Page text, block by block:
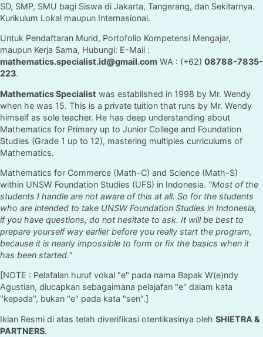
SD, SMP, SMU bagi Siswa di Jakarta, Tangerang, dan Sekitarnya.
Kurikulum Lokal maupun Internasional.
Untuk Pendaftaran Murid, Portofolio Kompetensi Mengajar,
maupun Kerja Sama, Hubungi: E-Mail :
mathematics.specialist.id@gmail.com WA : (+62) 08788-7835-
223.
Mathematics Specialist was established in 1998 by Mr. Wendy
when he was 15. This is a private tuition that runs by Mr. Wendy
himself as sole teacher. He has deep understanding about
Mathematics for Primary up to Junior College and Foundation
Studies (Grade 1 up to 12), mastering multiples curriculums of
Mathematics.
Mathematics for Commerce (Math-C) and Science (Math-S)
within UNSW Foundation Studies (UFS) in Indonesia. "Most of the
students I handle are not aware of this at all. So for the students
who are intended to take UNSW Foundation Studies in Indonesia,
if you have questions, do not hesitate to ask. It will be best to
prepare yourself way earlier before you really start the program,
because it is nearly impossible to form or fix the basics when it
has been started."
[NOTE : Pelafalan huruf vokal "e" pada nama Bapak W(e)ndy
Agustian, diucapkan sebagaimana pelajafan "e" dalam kata
"kepada", bukan "e" pada kata "sen".]
Iklan Resmi di atas telah diverifikasi otentikasinya oleh SHIETRA &
PARTNERS.